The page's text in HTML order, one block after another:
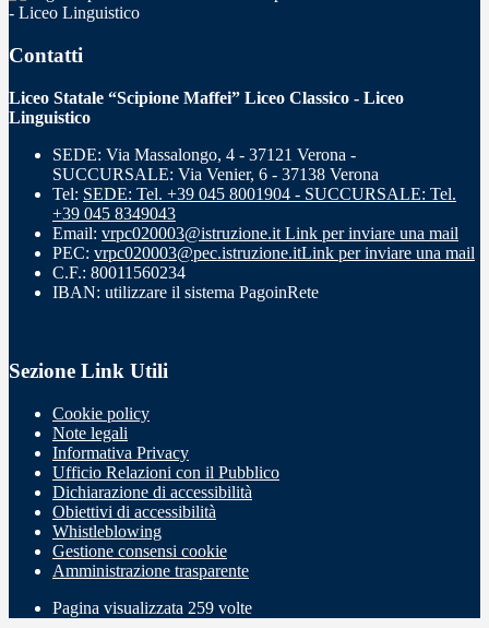
- Liceo Linguistico
Contatti
Liceo Statale “Scipione Maffei” Liceo Classico - Liceo
Linguistico
SEDE: Via Massalongo, 4 - 37121 Verona -
SUCCURSALE: Via Venier, 6 - 37138 Verona
Tel: SEDE: Tel. +39 045 8001904 - SUCCURSALE: Tel.
+39 045 8349043
Email: vrpc020003@istruzione.it Link per inviare una mail
PEC: vrpc020003@pec.istruzione.itLink per inviare una mail
C.F.: 80011560234
IBAN: utilizzare il sistema PagoinRete
Sezione Link Utili
Cookie policy
Note legali
Informativa Privacy
Ufficio Relazioni con il Pubblico
Dichiarazione di accessibilità
Obiettivi di accessibilità
Whistleblowing
Gestione consensi cookie
Amministrazione trasparente
Pagina visualizzata 259 volte